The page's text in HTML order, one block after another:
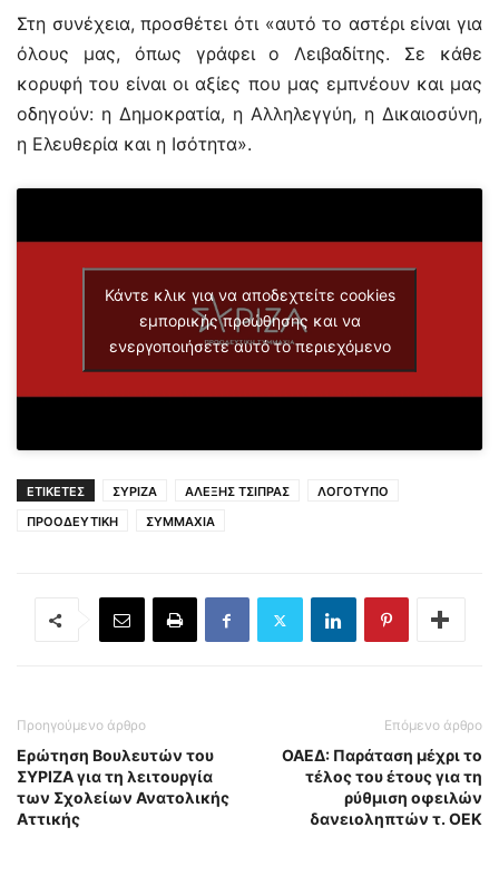
Στη συνέχεια, προσθέτει ότι «αυτό το αστέρι είναι για
όλους μας, όπως γράφει ο Λειβαδίτης. Σε κάθε
κορυφή του είναι οι αξίες που μας εμπνέουν και μας
οδηγούν: η Δημοκρατία, η Αλληλεγγύη, η Δικαιοσύνη,
η Ελευθερία και η Ισότητα».
Κάντε κλικ για να αποδεχτείτε cookies
εμπορικής προώθησης και να
ενεργοποιήσετε αυτό το περιεχόμενο
ΕΤΙΚΕΤΕΣ ΣΥΡΙΖΑ ΑΛΕΞΗΣ ΤΣΙΠΡΑΣ
ΛΟΓΟΤΥΠΟ
ΠΡΟΟΔΕΥΤΙΚΗ
ΣΥΜΜΑΧΙΑ
Προηγούμενο άρθρο
Ερώτηση Βουλευτών του
ΣΥΡΙΖΑ για τη λειτουργία
των Σχολείων Ανατολικής
Αττικής
Επόμενο άρθρο
ΟΑΕΔ: Παράταση μέχρι το
τέλος του έτους για τη
ρύθμιση οφειλών
δανειοληπτών τ. ΟΕΚ